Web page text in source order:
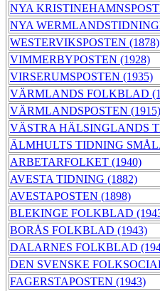
NYA
NYA
WESTERVIKSPOSTEN (1878)
VIMMERBYPOSTEN (1928)
VIRSERUMSPOSTEN (1935)
VÄRMLANDS FOLKBLAD
VÄRMLANDSPOSTEN (1915)
VÄSTRA HÄLSINGLANDS
ÄLMHULTS TIDNING
ARBETARFOLKET (1940)
AVESTA TIDNING (1882)
AVESTAPOSTEN (1898)
BLEKINGE FOLKBLAD
BORÅS FOLKBLAD (1943)
DALARNES FOLKBLAD
DEN SVENSKE
FAGERSTAPOSTEN (1943)